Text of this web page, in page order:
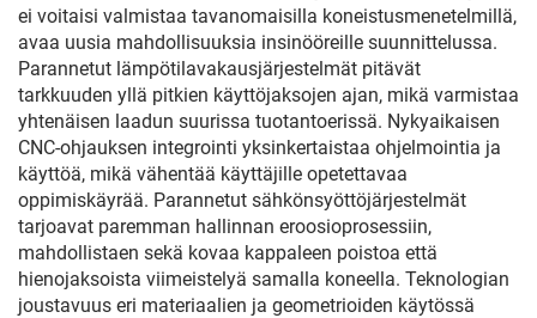
ei voitaisi valmistaa tavanomaisilla koneistusmenetelmillä,
avaa uusia mahdollisuuksia insinööreille suunnittelussa.
Parannetut lämpötilavakausjärjestelmät pitävät
tarkkuuden yllä pitkien käyttöjaksojen ajan, mikä varmistaa
yhtenäisen laadun suurissa tuotantoerissä. Nykyaikaisen
CNC-ohjauksen integrointi yksinkertaistaa ohjelmointia ja
käyttöä, mikä vähentää käyttäjille opetettavaa
oppimiskäyrää. Parannetut sähkönsyöttöjärjestelmät
tarjoavat paremman hallinnan eroosioprosessiin,
mahdollistaen sekä kovaa kappaleen poistoa että
hienojaksoista viimeistelyä samalla koneella. Teknologian
joustavuus eri materiaalien ja geometrioiden käytössä